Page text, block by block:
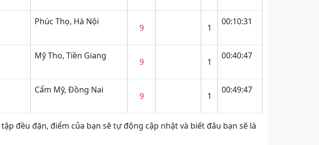
Phúc Thọ, Hà Nội
9 1
00:10:31
Mỹ Tho, Tiền Giang
9 1
00:40:47
Cẩm Mỹ, Đồng Nai
9 1
00:49:47
đều đặn, điểm của bạn sẽ tự động cập nhật và biết đâu bạn sẽ là